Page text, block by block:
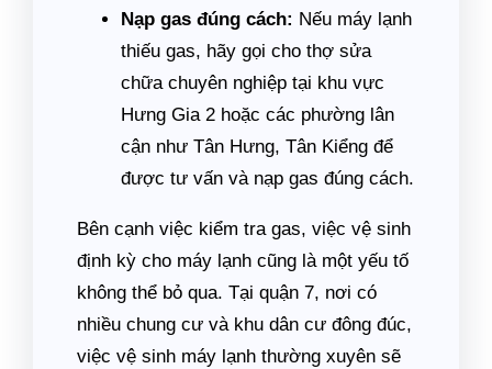
Nạp gas đúng cách: Nếu máy lạnh
thiếu gas, hãy gọi cho thợ sửa
chữa chuyên nghiệp tại khu vực
Hưng Gia 2 hoặc các phường lân
cận như Tân Hưng, Tân Kiểng để
được tư vấn và nạp gas đúng cách.
Bên cạnh việc kiểm tra gas, việc vệ sinh
định kỳ cho máy lạnh cũng là một yếu tố
không thể bỏ qua. Tại quận 7, nơi có
nhiều chung cư và khu dân cư đông đúc,
việc vệ sinh máy lạnh thường xuyên sẽ